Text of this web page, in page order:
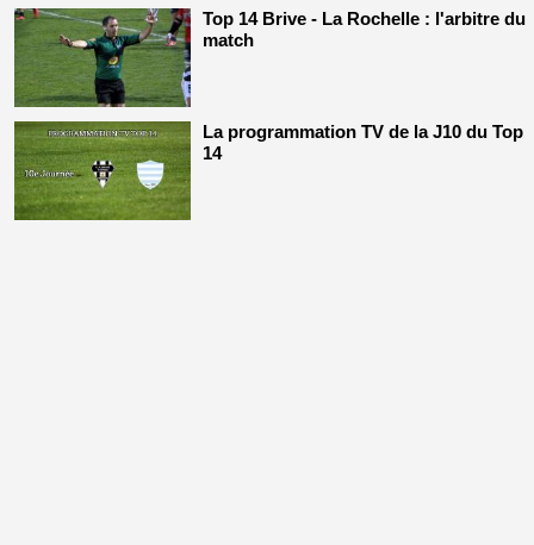
Top 14 Brive - La Rochelle : l'arbitre du
match
La programmation TV de la J10 du Top
14